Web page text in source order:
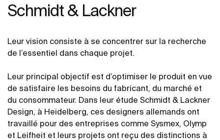
Schmidt & Lackner
Leur vision consiste à se concentrer sur la recherche
de l’essentiel dans chaque projet.
Leur principal objectif est d’optimiser le produit en vue
de satisfaire les besoins du fabricant, du marché et
du consommateur. Dans leur étude Schmidt & Lackner
Design, à Heidelberg, ces designers allemands ont
travaillé pour des entreprises comme Sysmex, Olymp
et Leifheit et leurs projets ont reçu des distinctions à